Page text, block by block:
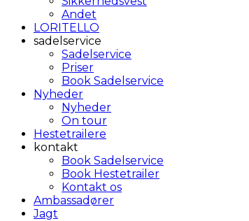
Andet
LORITELLO
sadelservice
Sadelservice
Priser
Book Sadelservice
Nyheder
Nyheder
On tour
Hestetrailere
kontakt
Book Sadelservice
Book Hestetrailer
Kontakt os
Ambassadører
Jagt